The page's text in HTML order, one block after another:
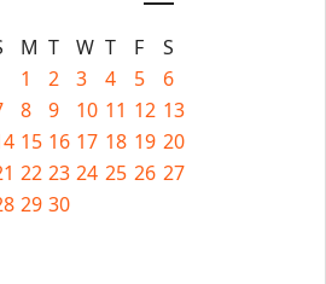
M T W T F
S
1
2 3 4 5
6
8 9 10 11 12 13
15 16 17 18 19 20
22 23 24 25 26 27
29 30